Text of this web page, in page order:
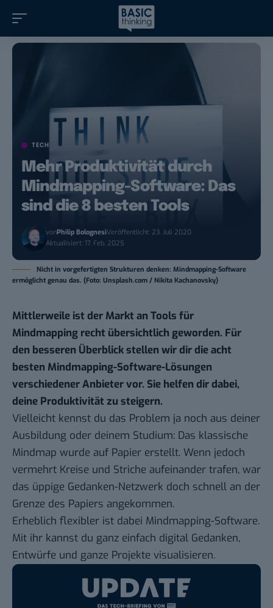
TECH
Mehr Produktivität durch
Mindmapping-Software: Das
sind die 8 besten Tools
vonPhilip BolognesiVeröffentlicht: 23. Juli 2020
Aktualisiert: 17. Feb. 2025
Nicht in vorgefertigten Strukturen denken: Mindmapping-Software
ermöglicht genau das. (Foto: Unsplash.com / Nikita Kachanovsky)
Mittlerweile ist der Markt an Tools für
Mindmapping recht übersichtlich geworden. Für
den besseren Überblick stellen wir dir die acht
besten Mindmapping-Software-Lösungen
verschiedener Anbieter vor. Sie helfen dir dabei,
deine Produktivität zu steigern.
Vielleicht kennst du das Problem ja noch aus deiner
Ausbildung oder deinem Studium: Das klassische
Mindmap wurde auf Papier erstellt. Wenn jedoch
vermehrt Kreise und Striche aufeinander trafen, war
das üppige Gedanken-Netzwerk doch schnell an der
Grenze des Papiers angekommen.
Erheblich flexibler ist dabei Mindmapping-Software.
Mit ihr kannst du ganz einfach digital Gedanken,
Entwürfe und ganze Projekte visualisieren.